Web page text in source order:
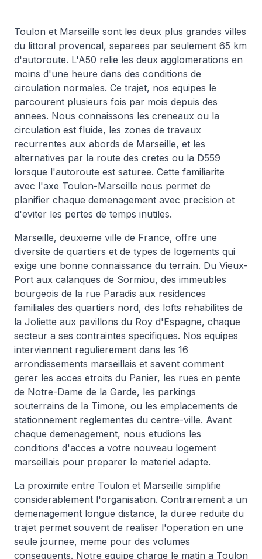
Toulon et Marseille sont les deux plus grandes villes
du littoral provencal, separees par seulement 65 km
d'autoroute. L'A50 relie les deux agglomerations en
moins d'une heure dans des conditions de
circulation normales. Ce trajet, nos equipes le
parcourent plusieurs fois par mois depuis des
annees. Nous connaissons les creneaux ou la
circulation est fluide, les zones de travaux
recurrentes aux abords de Marseille, et les
alternatives par la route des cretes ou la D559
lorsque l'autoroute est saturee. Cette familiarite
avec l'axe Toulon-Marseille nous permet de
planifier chaque demenagement avec precision et
d'eviter les pertes de temps inutiles.
Marseille, deuxieme ville de France, offre une
diversite de quartiers et de types de logements qui
exige une bonne connaissance du terrain. Du Vieux-
Port aux calanques de Sormiou, des immeubles
bourgeois de la rue Paradis aux residences
familiales des quartiers nord, des lofts rehabilites de
la Joliette aux pavillons du Roy d'Espagne, chaque
secteur a ses contraintes specifiques. Nos equipes
interviennent regulierement dans les 16
arrondissements marseillais et savent comment
gerer les acces etroits du Panier, les rues en pente
de Notre-Dame de la Garde, les parkings
souterrains de la Timone, ou les emplacements de
stationnement reglementes du centre-ville. Avant
chaque demenagement, nous etudions les
conditions d'acces a votre nouveau logement
marseillais pour preparer le materiel adapte.
La proximite entre Toulon et Marseille simplifie
considerablement l'organisation. Contrairement a un
demenagement longue distance, la duree reduite du
trajet permet souvent de realiser l'operation en une
seule journee, meme pour des volumes
consequents. Notre equipe charge le matin a Toulon